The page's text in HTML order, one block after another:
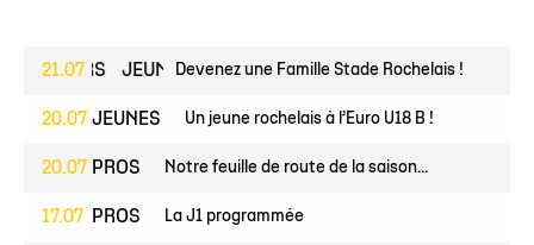
21.07
ESPOIRS JEUNES Devenez une Famille Stade Rochelais !
20.07 JEUNES Un jeune rochelais à l’Euro U18 B !
20.07 PROS Notre feuille de route de la saison...
17.07 PROS La J1 programmée